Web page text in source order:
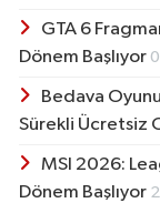
GTA 6
Dönem Başlıyor
Bedava
Sürekli Ücretsiz
MSI 2026:
Dönem Başlıyor